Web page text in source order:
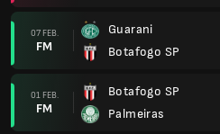
07 FEB.
FM
Guarani
Botafogo SP
01 FEB.
FM
Botafogo SP
Palmeiras